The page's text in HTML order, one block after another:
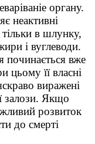
органу.
неактивні
в шлунку,
і вуглеводи.
починається вже
цьому її власні
виражені
залози. Якщо
розвиток
до смерті